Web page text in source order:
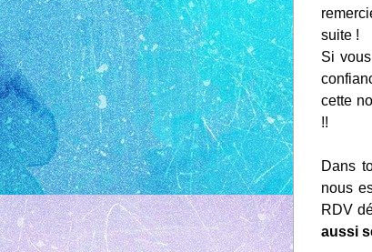
suite !
Si
cette
!!
Dans
nous
RDV
aussi